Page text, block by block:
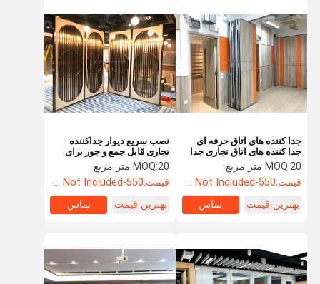
جدا کننده های اتاق حرفه ای
جدا کننده های اتاق تجاری جدا
کننده های داخلی
MOQ:20 متر مربع
قیمت:550-3500RMB/PC (FOB) Tax Not Included
بهترین قیمت
تماس
نصب سریع دیوار جداکننده
تجاری قابل جمع و جور برای
رویدادهای مختلف
MOQ:20 متر مربع
قیمت:550-3500RMB/PC (FOB) Tax Not Included
بهترین قیمت
تماس